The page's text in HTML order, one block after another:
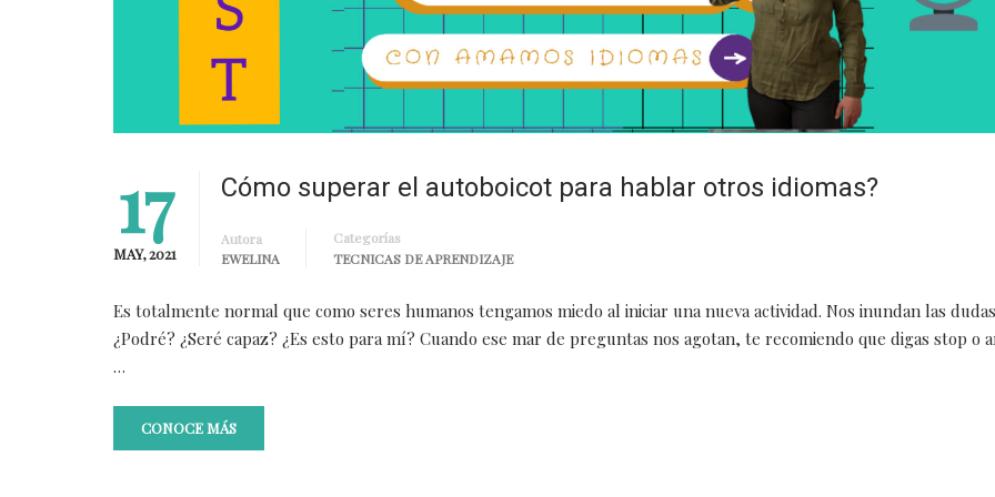
17
MAY, 2021
Cómo superar el autoboicot para hablar otros idiomas?
Autora
EWELINA
Categorías
TECNICAS DE APRENDIZAJE
Es totalmente normal que como seres humanos tengamos miedo al iniciar una nueva actividad. Nos inundan las dudas
¿Podré? ¿Seré capaz? ¿Es esto para mí? Cuando ese mar de preguntas nos agotan, te recomiendo que digas stop o
…
CONOCE MÁS